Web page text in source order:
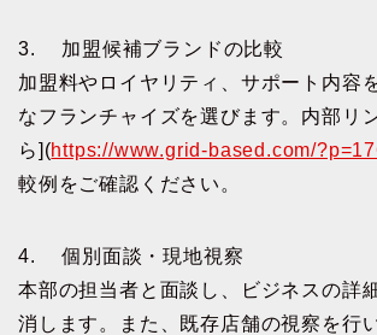
3. 加盟候補ブランドの比較
加盟料やロイヤリティ、サポート内容
なフランチャイズを選びます。内部リ
ら](https://www.grid-based.com/
較例をご確認ください。
4. 個別面談・現地視察
本部の担当者と面談し、ビジネスの詳
消します。また、既存店舗の視察を行